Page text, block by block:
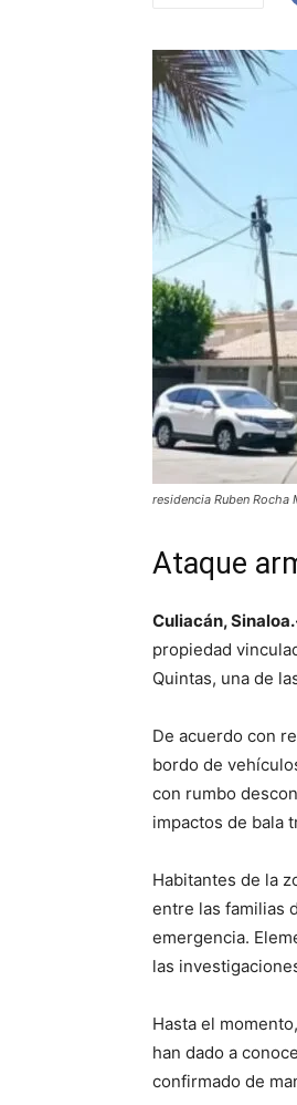
residencia Ruben Rocha
Ataque
Culiacán,
propiedad
Quintas, una de
De acuerdo con
bordo de
con rumbo
impactos de bala
Habitantes de la
entre las familias
emergencia.
las
Hasta el
han dado a
confirmado de